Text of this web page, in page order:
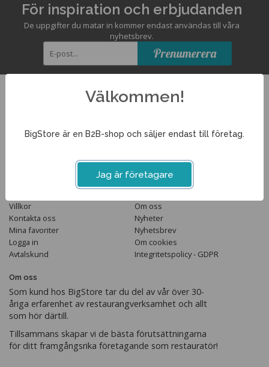
För inspiration och erbjudanden
De uppgifter du matar in kommer endast användas till våra
nyhetsbrev.
Prenumerera
Följ oss
Villkor
Kontakta oss
Mina favoriter
Logga in
Avtalskund
Information
Om oss
Nyheter
Nyhetsbrev
Om cookies
Integritetspolicy - GDPR
Om oss
Som kund hos BigStore tar du del av vår över 30-
åriga erfarenhet av restaurangverksamhet och allt
som hör därtill.
Tillsammans skapar vi de bästa förutsättningarna
för ditt framgångsrika företagande som restauratör!
Välkommen!
BigStore är en B2B-shop och säljer endast till företag.
Jag är företagare